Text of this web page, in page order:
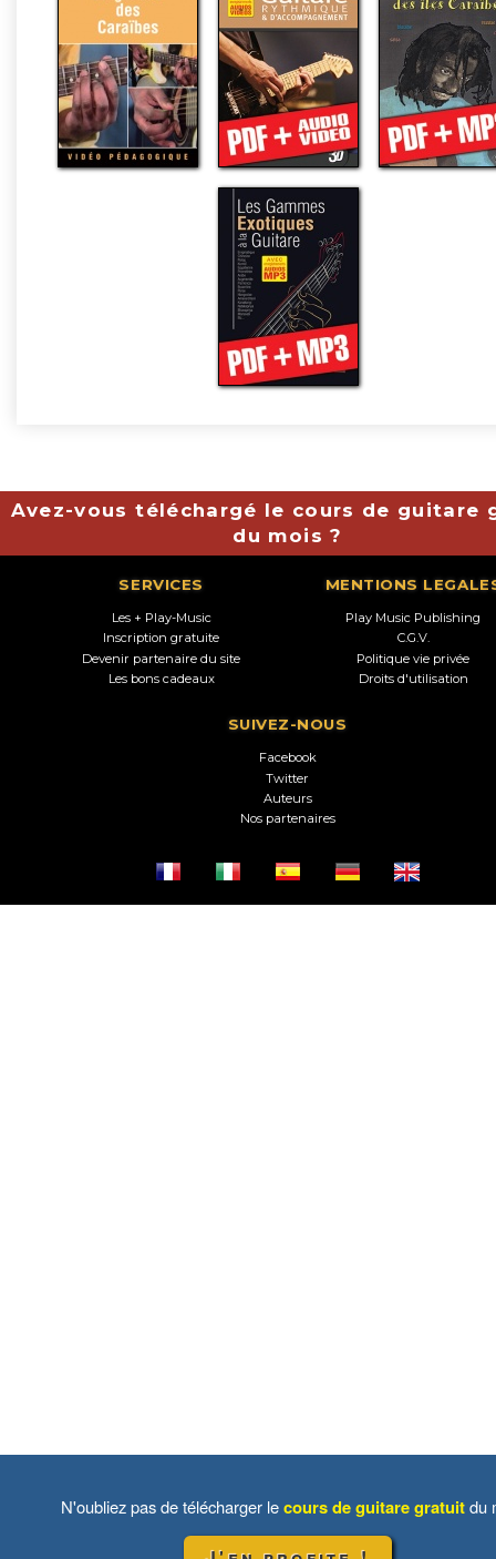
Avez-vous téléchargé le cours de guitare
du mois ?
SERVICES
Les + Play-Music
Inscription gratuite
Devenir partenaire du site
Les bons cadeaux
MENTIONS
Play Music Publishing
C.G.V.
Politique vie privée
Droits d'utilisation
SUIVEZ-NOUS
Facebook
Twitter
Auteurs
Nos partenaires
N'oubliez pas de télécharger lecours de guitare gratuitdu